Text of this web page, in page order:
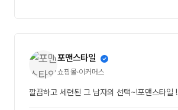
포맨스타일
쇼핑몰·이커머스
깔끔하고 세련된 그 남자의 선택~!포맨스타일 !